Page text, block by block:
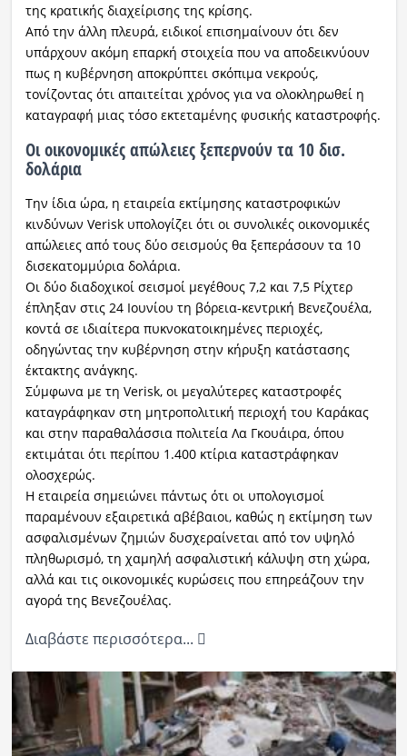
της κρατικής διαχείρισης της κρίσης.
Από την άλλη πλευρά, ειδικοί επισημαίνουν ότι δεν
υπάρχουν ακόμη επαρκή στοιχεία που να αποδεικνύουν
πως η κυβέρνηση αποκρύπτει σκόπιμα νεκρούς,
τονίζοντας ότι απαιτείται χρόνος για να ολοκληρωθεί η
καταγραφή μιας τόσο εκτεταμένης φυσικής καταστροφής.
Οι οικονομικές απώλειες ξεπερνούν τα 10 δισ.
δολάρια
Την ίδια ώρα, η εταιρεία εκτίμησης καταστροφικών
κινδύνων Verisk υπολογίζει ότι οι συνολικές οικονομικές
απώλειες από τους δύο σεισμούς θα ξεπεράσουν τα 10
δισεκατομμύρια δολάρια.
Οι δύο διαδοχικοί σεισμοί μεγέθους 7,2 και 7,5 Ρίχτερ
έπληξαν στις 24 Ιουνίου τη βόρεια-κεντρική Βενεζουέλα,
κοντά σε ιδιαίτερα πυκνοκατοικημένες περιοχές,
οδηγώντας την κυβέρνηση στην κήρυξη κατάστασης
έκτακτης ανάγκης.
Σύμφωνα με τη Verisk, οι μεγαλύτερες καταστροφές
καταγράφηκαν στη μητροπολιτική περιοχή του Καράκας
και στην παραθαλάσσια πολιτεία Λα Γκουάιρα, όπου
εκτιμάται ότι περίπου 1.400 κτίρια καταστράφηκαν
ολοσχερώς.
Η εταιρεία σημειώνει πάντως ότι οι υπολογισμοί
παραμένουν εξαιρετικά αβέβαιοι, καθώς η εκτίμηση των
ασφαλισμένων ζημιών δυσχεραίνεται από τον υψηλό
πληθωρισμό, τη χαμηλή ασφαλιστική κάλυψη στη χώρα,
αλλά και τις οικονομικές κυρώσεις που επηρεάζουν την
αγορά της Βενεζουέλας.
Διαβάστε περισσότερα...